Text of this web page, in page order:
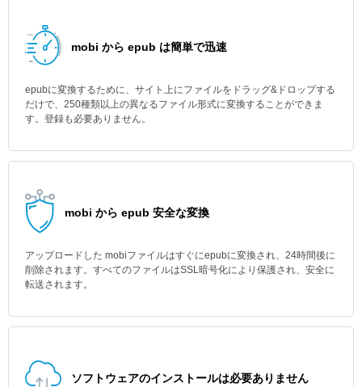
mobi から epub は簡単で迅速
epubに変換するために、サイト上にファイルをドラッグ&ドロップする
だけで、250種類以上の異なるファイル形式に変換することができま
す。登録も必要ありません。
mobi から epub 安全な変換
アップロードした mobiファイルはすぐにepubに変換され、24時間後に
削除されます。すべてのファイルはSSL暗号化により保護され、安全に
転送されます。
ソフトウェアのインストールは必要ありません